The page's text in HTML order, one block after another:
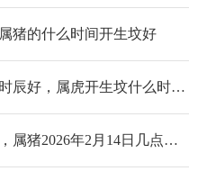
猪的什么时间开生坟好
属虎2026年2月18日开生坟什么时辰好，属虎开生坟什么时辰好
2026年2月14日属猪开生坟吉时，属猪2026年2月14日几点开生坟好